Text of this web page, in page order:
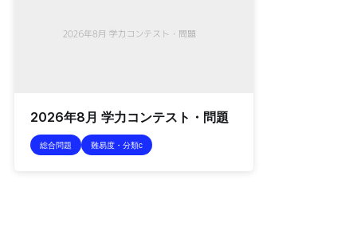
2026年8月 学力コンテスト・問題
総合問題 難易度・分類c